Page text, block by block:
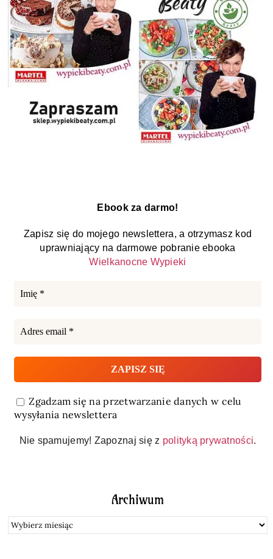
Ebook za darmo!
Zapisz się do mojego newslettera, a otrzymasz kod
uprawniający na darmowe pobranie ebooka
Wielkanocne Wypieki
Zgadzam się na przetwarzanie danych w celu
wysyłania newslettera
Nie spamujemy! Zapoznaj się z polityką prywatności.
Archiwum
Archiwum